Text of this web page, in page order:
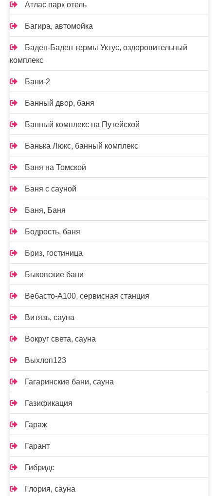
Атлас парк отель
Багира, автомойка
Баден-Баден термы Уктус, оздоровительный
комплекс
Бани-2
Банный двор, баня
Банный комплекс на Путейской
Банька Люкс, банный комплекс
Баня на Томской
Баня с сауной
Баня, Баня
Бодрость, баня
Бриз, гостиница
Быковские бани
Вебасто-А100, сервисная станция
Витязь, сауна
Вокруг света, сауна
Выхлоп123
Гагаринские бани, сауна
Газификация
Гараж
Гарант
Гибридс
Глория, сауна